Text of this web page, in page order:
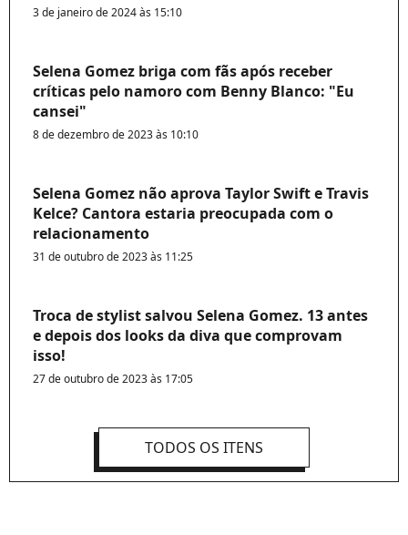
3 de janeiro de 2024 às 15:10
Selena Gomez briga com fãs após receber
críticas pelo namoro com Benny Blanco: "Eu
cansei"
8 de dezembro de 2023 às 10:10
Selena Gomez não aprova Taylor Swift e Travis
Kelce? Cantora estaria preocupada com o
relacionamento
31 de outubro de 2023 às 11:25
Troca de stylist salvou Selena Gomez. 13 antes
e depois dos looks da diva que comprovam
isso!
27 de outubro de 2023 às 17:05
TODOS OS ITENS